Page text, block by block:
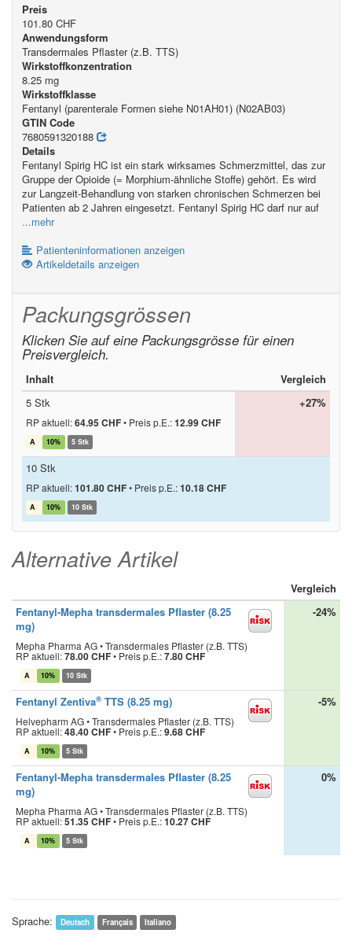
Preis
101.80 CHF
Anwendungsform
Transdermales Pflaster (z.B. TTS)
Wirkstoffkonzentration
8.25 mg
Wirkstoffklasse
Fentanyl (parenterale Formen siehe N01AH01) (N02AB03)
GTIN Code
7680591320188
Details
Fentanyl Spirig HC ist ein stark wirksames Schmerzmittel, das zur
Gruppe der Opioide (= Morphium-ähnliche Stoffe) gehört. Es wird
zur Langzeit-Behandlung von starken chronischen Schmerzen bei
Patienten ab 2 Jahren eingesetzt. Fentanyl Spirig HC darf nur auf
...mehr
Patienteninformationen anzeigen
Artikeldetails anzeigen
Packungsgrössen
Klicken Sie auf eine Packungsgrösse für einen
Preisvergleich.
Inhalt
Vergleich
5 Stk
RP aktuell:64.95 CHF• Preis p.E.:12.99 CHF
A 10% 5 Stk
+27%
10 Stk
RP aktuell:101.80 CHF• Preis p.E.:10.18 CHF
A 10% 10 Stk
Alternative Artikel
Vergleich
Fentanyl-Mepha transdermales Pflaster (8.25
mg)
Mepha Pharma AG • Transdermales Pflaster (z.B. TTS)
RP aktuell:78.00 CHF• Preis p.E.:7.80 CHF
A 10% 10 Stk
-24%
Fentanyl Zentiva® TTS (8.25 mg)
Helvepharm AG • Transdermales Pflaster (z.B. TTS)
RP aktuell:48.40 CHF• Preis p.E.:9.68 CHF
A 10% 5 Stk
-5%
Fentanyl-Mepha transdermales Pflaster (8.25
mg)
Mepha Pharma AG • Transdermales Pflaster (z.B. TTS)
RP aktuell:51.35 CHF• Preis p.E.:10.27 CHF
A 10% 5 Stk
0%
Sprache: Deutsch Français Italiano